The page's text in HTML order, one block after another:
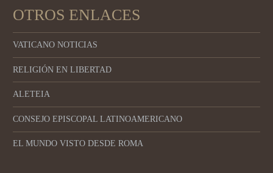
OTROS ENLACES
VATICANO NOTICIAS
RELIGIÓN EN LIBERTAD
ALETEIA
CONSEJO EPISCOPAL LATINOAMERICANO
EL MUNDO VISTO DESDE ROMA